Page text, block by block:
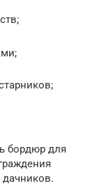
бордюр для